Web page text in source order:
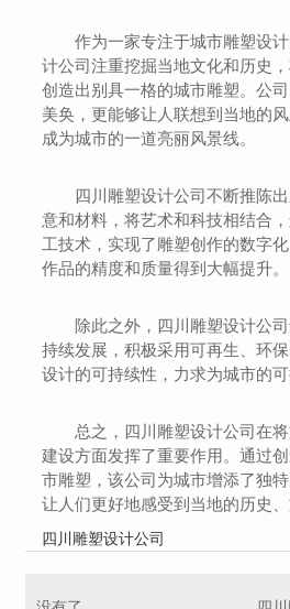
作为一家专注于城市雕塑设
计公司注重挖掘当地文化和历史
创造出别具一格的城市雕塑。公
美奂，更能够让人联想到当地的
成为城市的一道亮丽风景线。
四川雕塑设计公司不断推陈
意和材料，将艺术和科技相结合
工技术，实现了雕塑创作的数字
作品的精度和质量得到大幅提升。
除此之外，四川雕塑设计公
持续发展，积极采用可再生、环
设计的可持续性，力求为城市的可
总之，四川雕塑设计公司在
建设方面发挥了重要作用。通过
市雕塑，该公司为城市增添了独
让人们更好地感受到当地的历史、
四川雕塑设计公司